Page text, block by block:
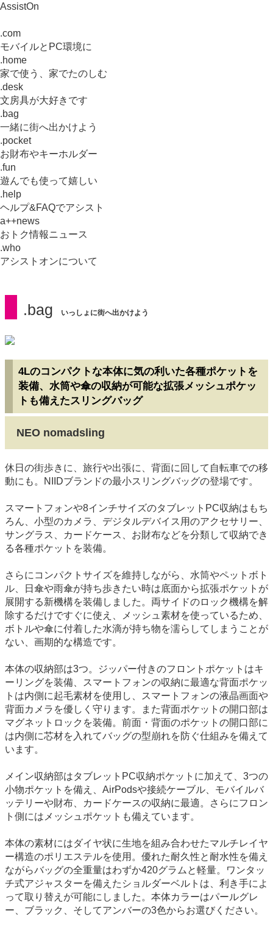
.bag いっしょに街へ出かけよう
4Lのコンパクトな本体に気の利いた各種ポケットを
装備、水筒や傘の収納が可能な拡張メッシュポケッ
トも備えたスリングバッグ
NEO nomadsling
休日の街歩きに、旅行や出張に、背面に回して自転車での移
動にも。NIIDブランドの最小スリングバッグの登場です。
スマートフォンや8インチサイズのタブレットPC収納はもち
ろん、小型のカメラ、デジタルデバイス用のアクセサリー、
サングラス、カードケース、お財布などを分類して収納でき
る各種ポケットを装備。
さらにコンパクトサイズを維持しながら、水筒やペットボト
ル、日傘や雨傘が持ち歩きたい時は底面から拡張ポケットが
展開する新機構を装備しました。両サイドのロック機構を解
除するだけですぐに使え、メッシュ素材を使っているため、
ボトルや傘に付着した水滴が持ち物を濡らしてしまうことが
ない、画期的な構造です。
本体の収納部は3つ。ジッパー付きのフロントポケットはキ
ーリングを装備、スマートフォンの収納に最適な背面ポケッ
トは内側に起毛素材を使用し、スマートフォンの液晶画面や
背面カメラを優しく守ります。また背面ポケットの開口部は
マグネットロックを装備。前面・背面のポケットの開口部に
は内側に芯材を入れてバッグの型崩れを防ぐ仕組みを備えて
います。
メイン収納部はタブレットPC収納ポケットに加えて、3つの
小物ポケットを備え、AirPodsや接続ケーブル、モバイルバ
ッテリーや財布、カードケースの収納に最適。さらにフロン
ト側にはメッシュポケットも備えています。
本体の素材にはダイヤ状に生地を組み合わせたマルチレイヤ
ー構造のポリエステルを使用。優れた耐久性と耐水性を備え
ながらバッグの全重量はわずか420グラムと軽量。ワンタッ
チ式アジャスターを備えたショルダーベルトは、利き手によ
って取り替えが可能にしました。本体カラーはパールグレ
ー、ブラック、そしてアンバーの3色からお選びください。
AssistOn
.com
モバイルとPC環境に
.home
家で使う、家でたのしむ
.desk
文房具が大好きです
.bag
一緒に街へ出かけよう
.pocket
お財布やキーホルダー
.fun
遊んでも使って嬉しい
.help
ヘルプ&FAQでアシスト
a++news
おトク情報ニュース
.who
アシストオンについて